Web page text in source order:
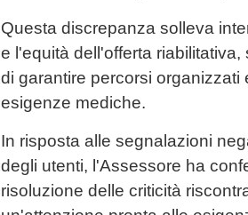
Questa discrepanza solleva
e l'equità dell'offerta
di garantire percorsi organizzati
esigenze mediche.
In risposta alle segnalazioni
degli utenti, l'Assessore ha
risoluzione delle criticità